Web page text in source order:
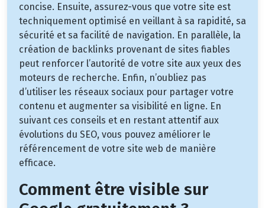
concise. Ensuite, assurez-vous que votre site est
techniquement optimisé en veillant à sa rapidité, sa
sécurité et sa facilité de navigation. En parallèle, la
création de backlinks provenant de sites fiables
peut renforcer l’autorité de votre site aux yeux des
moteurs de recherche. Enfin, n’oubliez pas
d’utiliser les réseaux sociaux pour partager votre
contenu et augmenter sa visibilité en ligne. En
suivant ces conseils et en restant attentif aux
évolutions du SEO, vous pouvez améliorer le
référencement de votre site web de manière
efficace.
Comment être visible sur